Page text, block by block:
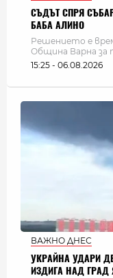
СЪДЪТ СПРЯ
БАБА АЛИНО
Решението е
Община Варна за
15:25 - 06.08.2026
ВАЖНО ДНЕС
УКРАЙНА УДАРИ
ИЗДИГА НАД ГРАД